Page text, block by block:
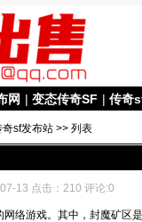
网 | 变态传奇SF | 传奇
奇sf发布站 >> 列表
13 点击：210 评论:0
络游戏。其中，封魔矿区